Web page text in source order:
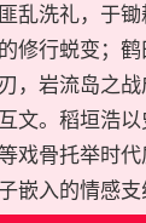
乱洗礼，于
修行蜕变；
，岩流岛之
文。稻垣浩
戏骨托举时
嵌入的情感